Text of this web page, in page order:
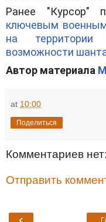
Ранее "Курсор"
ключевым
на
возможности
Автор материала
at 10:00
Поделиться
Комментариев нет:
Отправить